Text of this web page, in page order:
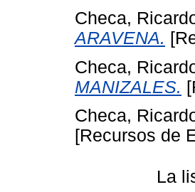
Checa,
ARAVENA.
Checa,
MANIZALES.
Checa,
[Recursos de
La